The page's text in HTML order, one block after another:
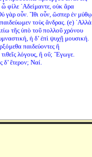
φίλε ᾿Αδείμαντε, οὐκ ἄρα
γὰρ οὖν. ῎Ιθι οὖν, ὥσπερ ἐν μύθῳ
τοὺς ἄνδρας. (e) ᾿Αλλὰ
τῆς ὑπὸ τοῦ πολλοῦ χρόνου
ἡ δ’ ἐπὶ ψυχῇ μουσική.
παιδεύοντες ἢ
λόγους, ἢ οὔ; ῎Εγωγε.
δ’ ἕτερον; Ναί.